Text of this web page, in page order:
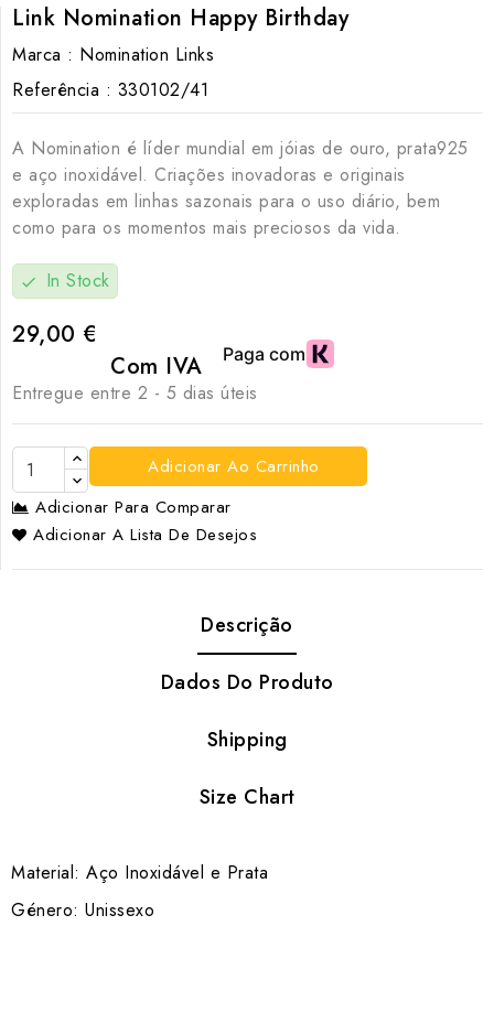
Link Nomination Happy Birthday
Marca : Nomination Links
Referência : 330102/41
A Nomination é líder mundial em jóias de ouro, prata925
e aço inoxidável. Criações inovadoras e originais
exploradas em linhas sazonais para o uso diário, bem
como para os momentos mais preciosos da vida.
check In Stock
29,00 €
Com IVA
Entregue entre 2 - 5 dias úteis
Adicionar Ao Carrinho
Adicionar Para Comparar
Adicionar A Lista De Desejos
Descrição
Dados Do Produto
Shipping
Size Chart
Material: Aço Inoxidável e Prata
Género: Unissexo